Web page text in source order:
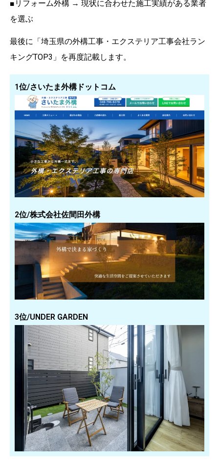
■リフォーム外構 → 現状に合わせた施工実績がある業者
を選ぶ
最後に「埼玉県の外構工事・エクステリア工事会社ラン
キングTOP3」を再度記載します。
1位/さいたま外構ドットコム
2位/株式会社佐間田外構
3位/UNDER GARDEN